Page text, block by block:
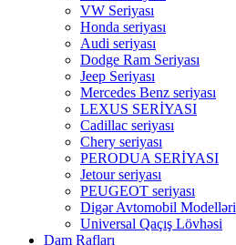
VW Seriyası
Honda seriyası
Audi seriyası
Dodge Ram Seriyası
Jeep Seriyası
Mercedes Benz seriyası
LEXUS SERİYASI
Cadillac seriyası
Chery seriyası
PERODUA SERİYASI
Jetour seriyası
PEUGEOT seriyası
Digər Avtomobil Modelləri
Universal Qaçış Lövhəsi
Dam Rafları